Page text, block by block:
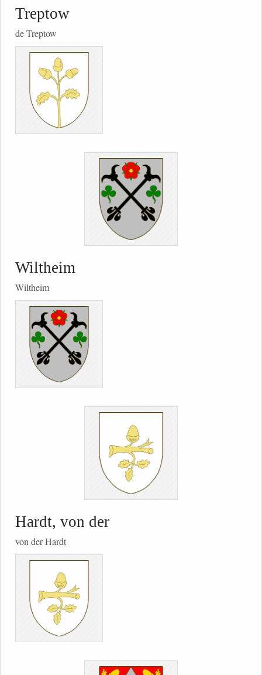
Treptow
de Treptow
Wiltheim
Wiltheim
Hardt, von der
von der Hardt